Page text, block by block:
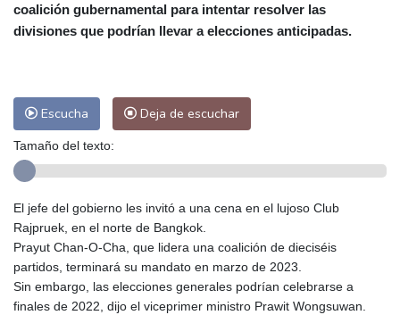
coalición gubernamental para intentar resolver las
divisiones que podrían llevar a elecciones anticipadas.
Escucha Deja de escuchar
Tamaño del texto:
El jefe del gobierno les invitó a una cena en el lujoso Club
Rajpruek, en el norte de Bangkok.
Prayut Chan-O-Cha, que lidera una coalición de dieciséis
partidos, terminará su mandato en marzo de 2023.
Sin embargo, las elecciones generales podrían celebrarse a
finales de 2022, dijo el viceprimer ministro Prawit Wongsuwan.